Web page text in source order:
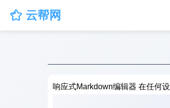
 云帮网
响应式Markdown编辑器 在任何